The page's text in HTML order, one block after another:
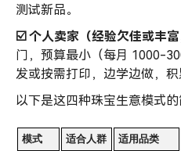
测试新品。
☑️ 个人卖家（经验欠佳或丰富
门，预算最小（每月 1000-
发或按需打印，边学边做，积
以下是这四种珠宝生意模式的
模式 适合人群 适用品类